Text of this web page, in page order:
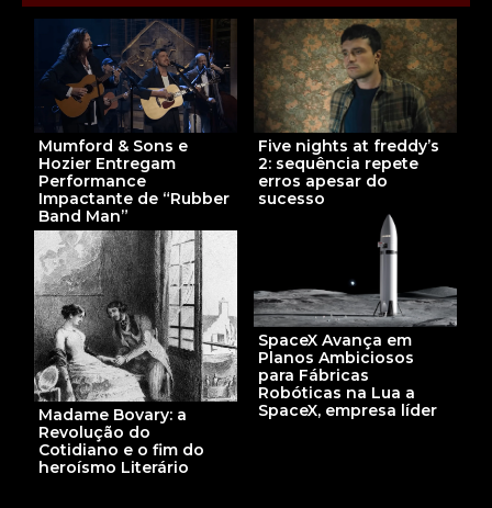
Mumford & Sons e
Hozier Entregam
Performance
Impactante de “Rubber
Band Man”
Five nights at freddy’s
2: sequência repete
erros apesar do
sucesso
SpaceX Avança em
Planos Ambiciosos
para Fábricas
Robóticas na Lua a
SpaceX, empresa líder
Madame Bovary: a
Revolução do
Cotidiano e o fim do
heroísmo Literário